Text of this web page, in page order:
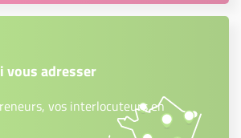
vous adresser
vos interlocuteurs en